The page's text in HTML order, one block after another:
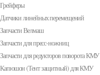
Грейферы
Датчики линейных перемещений
Запчасти Велмаш
Запчасти для пресс-ножниц
Запчасти для редукторов поворота КМУ
Капюшон (Тент защитный) для КМУ